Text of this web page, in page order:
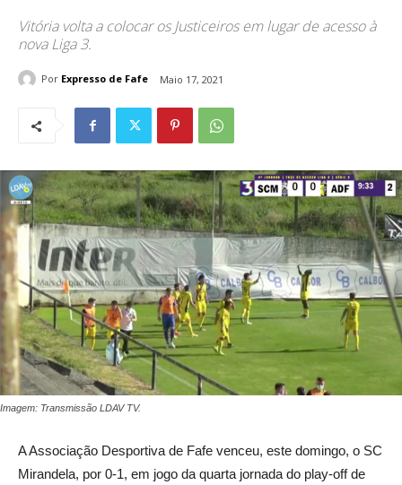
Vitória volta a colocar os Justiceiros em lugar de acesso à
nova Liga 3.
Por Expresso de Fafe Maio 17, 2021
Imagem: Transmissão LDAV TV.
A Associação Desportiva de Fafe venceu, este domingo, o SC
Mirandela, por 0-1, em jogo da quarta jornada do play-off de